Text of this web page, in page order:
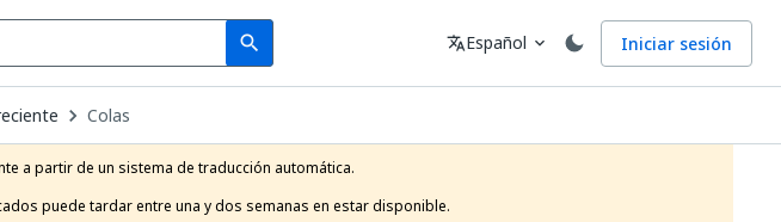
search
Search Idioma
translateEspañol expand_more Iniciar sesión
Colas
a partir de un sistema de traducción automática.
puede tardar entre una y dos semanas en estar disponible.